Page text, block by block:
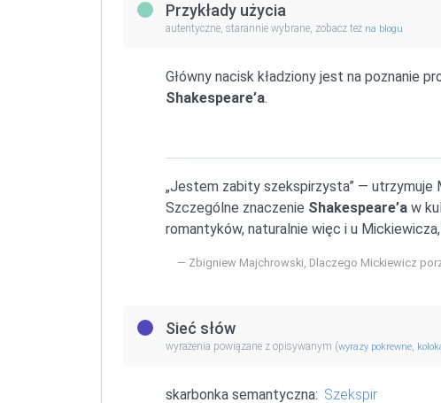
Przykłady użycia
autentyczne, starannie wybrane, zobacz też na blogu
Główny nacisk kładziony jest na poznanie
Shakespeare’a.
„Jestem zabity szekspirzysta” — utrzymuje
Szczególne znaczenie Shakespeare’a w
romantyków, naturalnie więc i u
Zbigniew Majchrowski, Dlaczego Mickiewicz
Sieć słów
wyrażenia powiązane z opisywanym (wyrazy pokrewne,
skarbonka semantyczna: Szekspir